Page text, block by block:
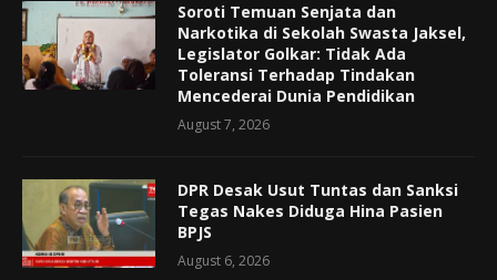
Soroti Temuan Senjata dan
Narkotika di Sekolah Swasta Jaksel,
Legislator Golkar: Tidak Ada
Toleransi Terhadap Tindakan
Mencederai Dunia Pendidikan
August 7, 2026
DPR Desak Usut Tuntas dan Sanksi
Tegas Nakes Diduga Hina Pasien
BPJS
August 6, 2026